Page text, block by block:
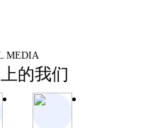
MEDIA
的我们